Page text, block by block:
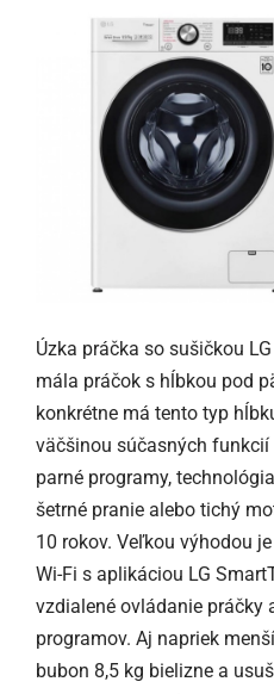
Úzka práčka so sušičkou
mála práčok s hĺbkou pod
konkrétne má tento typ
väčšinou súčasných
parné programy,
šetrné pranie alebo tichý
10 rokov. Veľkou výhodou
Wi-Fi s aplikáciou LG
vzdialené ovládanie práčky
programov. Aj napriek
bubon 8,5 kg bielizne a